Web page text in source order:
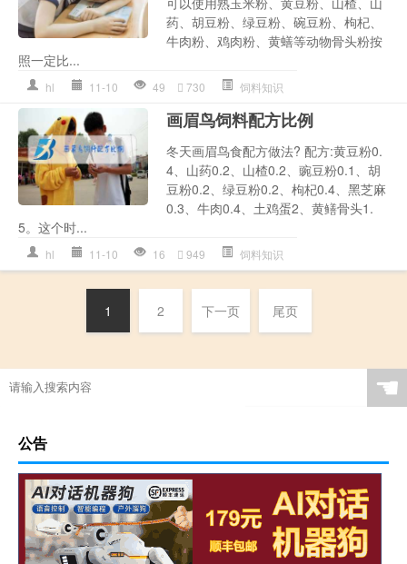
药、胡豆粉、绿豆粉、碗豆粉、枸杞、
牛肉粉、鸡肉粉、黄蟮等动物骨头粉按
照一定比...
hl 11-10 49 730 饲料知识
画眉鸟饲料配方比例
冬天画眉鸟食配方做法? 配方:黄豆粉0.
4、山药0.2、山楂0.2、豌豆粉0.1、胡
豆粉0.2、绿豆粉0.2、枸杞0.4、黑芝麻
0.3、牛肉0.4、土鸡蛋2、黄鳝骨头1.
5。这个时...
hl 11-10 16 949 饲料知识
1 2 下一页 尾页
☚
公告